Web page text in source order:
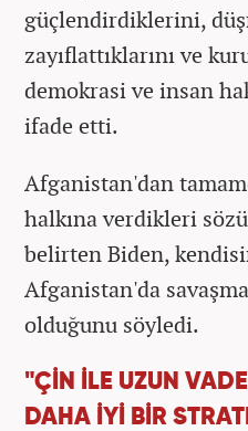
güçlendirdiklerini,
zayıflattıklarını ve
demokrasi ve insan
ifade etti.
Afganistan'dan
halkına verdikleri
belirten Biden,
Afganistan'da
olduğunu söyledi.
"ÇİN İLE UZUN
DAHA İYİ BİR